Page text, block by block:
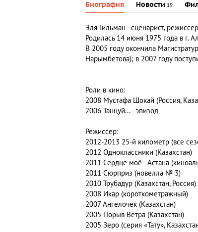
Биография Новости 19
Эля Гильман -сценарист,
Родилась 14 июня 1975 года в г.
В 2005 году окончила
Нарымбетова); в 2007 году
Роли в кино:
2008 Мустафа Шокай (Россия,
2006 Танцуй... - эпизод
Режиссер:
2012-2013 25-й километр (все
2012 Одноклассники (Казахстан)
2011 Сердце моё - Астана
2011 Сюрприз (новелла № 3)
2010 Трубадур (Казахстан, Россия)
2008 Икар (короткометражный)
2007 Ангелочек (Казахстан)
2005 Порыв Ветра (Казахстан)
2005 Зеро (серия «Тату»,